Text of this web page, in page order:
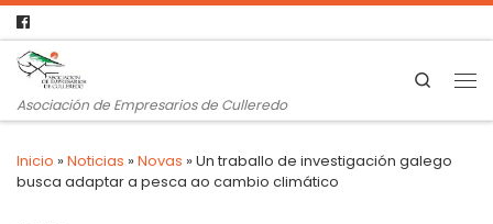
Asociación de Empresarios de Culleredo
Search
Inicio »Noticias »Novas »Un traballo de investigación galego
busca adaptar a pesca ao cambio climático